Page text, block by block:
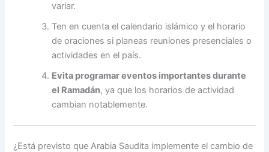
variar.
Ten en cuenta el calendario islámico y el horario
de oraciones si planeas reuniones presenciales o
actividades en el país.
Evita programar eventos importantes durante
el Ramadán, ya que los horarios de actividad
cambian notablemente.
¿Está previsto que Arabia Saudita implemente el cambio de